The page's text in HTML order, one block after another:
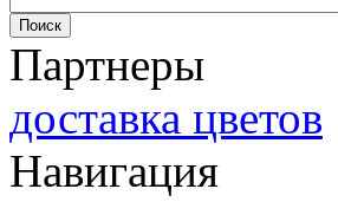
Партнеры
доставка цветов
Навигация